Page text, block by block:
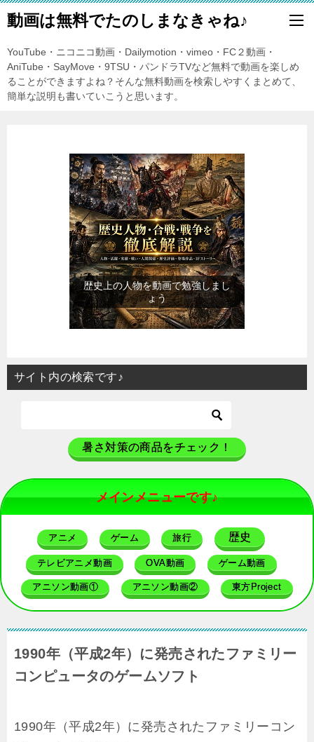
動画は無料でたのしまなきゃね♪
YouTube・ニコニコ動画・Dailymotion・vimeo・FC２動画・
AniTube・SayMove・9TSU・パンドラTVなど無料で動画を楽しめ
ることができますよね？そんな無料動画を検索しやすくまとめて、
簡単な説明も書いていこうと思います。
歴史上の人物を動画で勉強しまし
ょう
サイト内の検索です♪
暑さ対策の商品をチェック！
メインメニューです♪
アニメ ゲーム 旅行 歴史
テレビアニメ動画 OVA動画 ゲーム動画
アニソン動画① アニソン動画② 東方Project
1990年（平成2年）に発売されたファミリー
コンピュータのゲームソフト
1990年（平成2年）に発売されたファミリーコン